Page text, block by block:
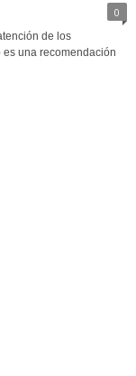
0
de los
una recomendación